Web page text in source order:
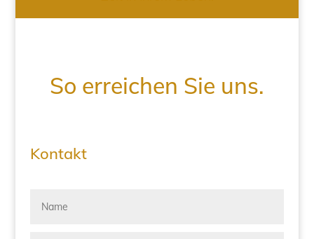
So erreichen Sie uns.
Kontakt